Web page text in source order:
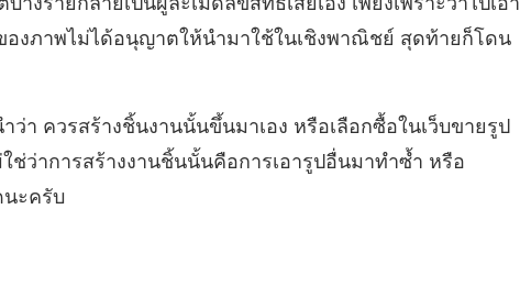
องภาพไม่ได้อนุญาตให้นำมาใช้ในเชิงพาณิชย์ สุดท้ายก็โดน
ว่า ควรสร้างชิ้นงานนั้นขึ้นมาเอง หรือเลือกซื้อในเว็บขายรูป
ช่ว่าการสร้างงานชิ้นนั้นคือการเอารูปอื่นมาทำซ้ำ หรือ
นะครับ